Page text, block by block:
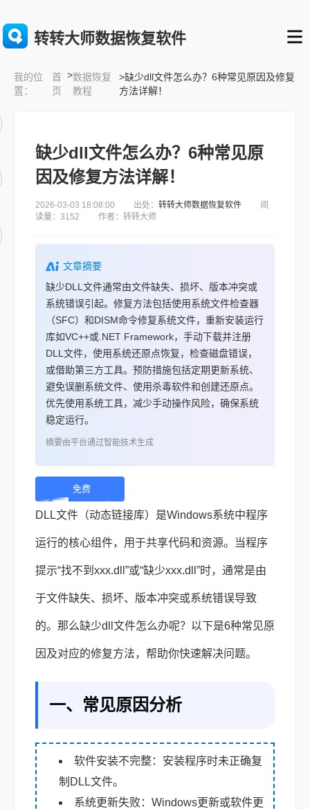
转转大师数据恢复软件
我的位
置：
首
页
>数据恢复
教程
>缺少dll文件怎么办？6种常见原因及修复
方法详解！
缺少dll文件怎么办？6种常见原
因及修复方法详解！
2026-03-03 18:08:00 出处： 转转大师数据恢复软件 阅
读量：3152 作者：转转大师
文章摘要
缺少DLL文件通常由文件缺失、损坏、版本冲突或
系统错误引起。修复方法包括使用系统文件检查器
（SFC）和DISM命令修复系统文件，重新安装运行
库如VC++或.NET Framework，手动下载并注册
DLL文件，使用系统还原点恢复，检查磁盘错误，
或借助第三方工具。预防措施包括定期更新系统、
避免误删系统文件、使用杀毒软件和创建还原点。
优先使用系统工具，减少手动操作风险，确保系统
稳定运行。
摘要由平台通过智能技术生成
免费
下
载 |
DLL文件（动态链接库）是Windows系统中程序
运行的核心组件，用于共享代码和资源。当程序
提示“找不到xxx.dll”或“缺少xxx.dll”时，通常是由
于文件缺失、损坏、版本冲突或系统错误导致
的。那么缺少dll文件怎么办呢？以下是6种常见原
因及对应的修复方法，帮助你快速解决问题。
一、常见原因分析
软件安装不完整：安装程序时未正确复
制DLL文件。
系统更新失败：Windows更新或软件更